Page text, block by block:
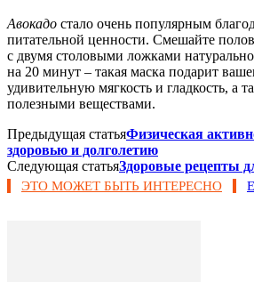
Авокадо стало очень популярным
питательной ценности. Смешайте
с двумя столовыми ложками
на 20 минут – такая маска подарит
удивительную мягкость и гладкость, а
полезными веществами.
Предыдущая статьяФизическая
здоровью и долголетию
Следующая статьяЗдоровые рецепты
ЭТО МОЖЕТ БЫТЬ ИНТЕРЕСНО